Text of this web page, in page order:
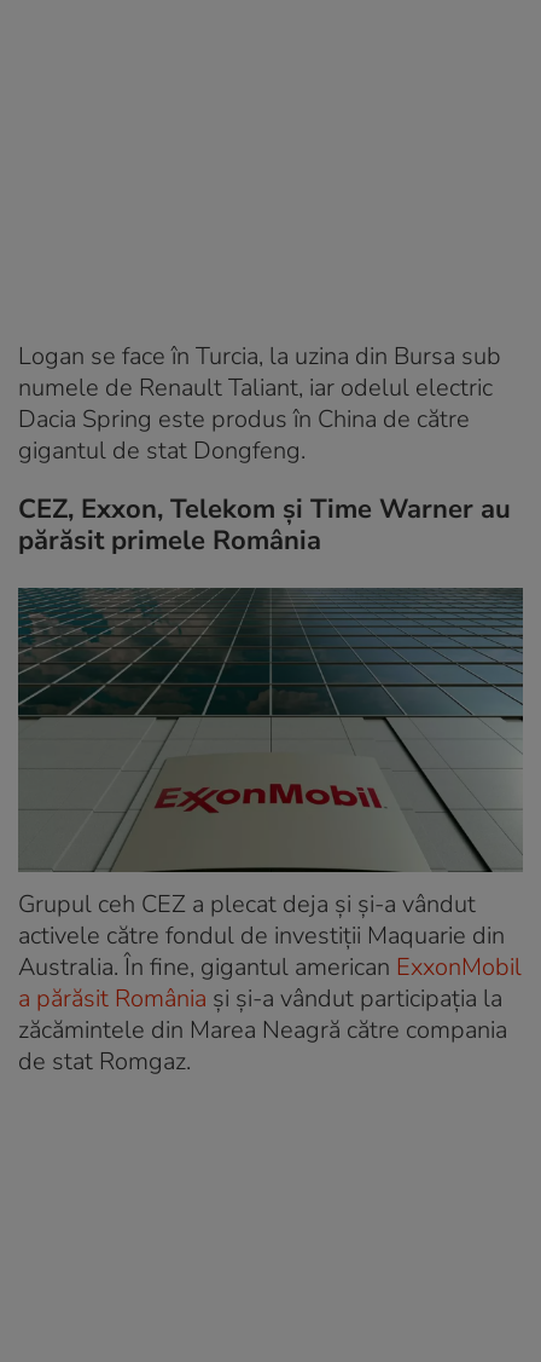
Logan se face în Turcia, la uzina din Bursa sub
numele de Renault Taliant, iar odelul electric
Dacia Spring este produs în China de către
gigantul de stat Dongfeng.
CEZ, Exxon, Telekom și Time Warner au
părăsit primele România
Grupul ceh CEZ a plecat deja și și-a vândut
activele către fondul de investiții Maquarie din
Australia. În fine, gigantul american ExxonMobil
a părăsit România și și-a vândut participația la
zăcămintele din Marea Neagră către compania
de stat Romgaz.